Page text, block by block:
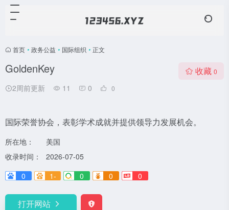
首页 • 政务公益 • 国际组织 • 正文
GoldenKey
2周前更新 11 0 0
收藏 0
国际荣誉协会，表彰学术成就并提供领导力发展机会。
所在地：
美国
收录时间：
2026-07-05
0
1- 0 0 0
打开网站